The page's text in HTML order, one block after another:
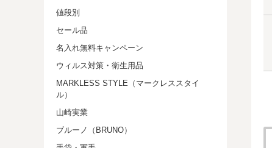
値段別
セール品
名入れ無料キャンペーン
ウィルス対策・衛生用品
MARKLESS STYLE（マークレススタイ
ル）
山崎実業
ブルーノ（BRUNO）